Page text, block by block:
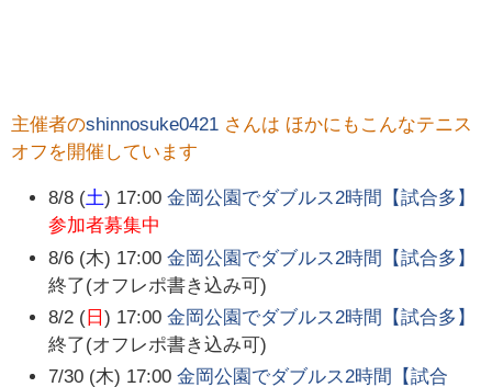
主催者のshinnosuke0421 さんは ほかにもこんなテニス
オフを開催しています
8/8 (土) 17:00 金岡公園でダブルス2時間【試合多】
参加者募集中
8/6 (木) 17:00 金岡公園でダブルス2時間【試合多】
終了(オフレポ書き込み可)
8/2 ( 日) 17:00 金岡公園でダブルス2時間【試合多】
終了(オフレポ書き込み可)
7/30 (木) 17:00 金岡公園でダブルス2時間【試合